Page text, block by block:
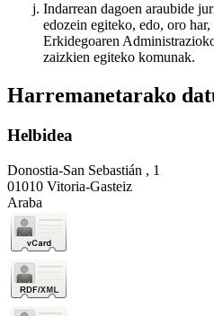
Indarrean dagoen araubide
edozein egiteko, edo, oro
Erkidegoaren
zaizkien egiteko komunak.
Harremanetarako
Helbidea
Donostia-San Sebastián , 1
01010 Vitoria-Gasteiz
Araba